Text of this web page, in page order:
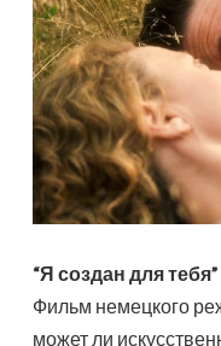
“Я создан для тебя”
Фильм немецкого
может ли